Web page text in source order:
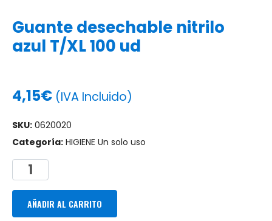
Guante desechable nitrilo
azul T/XL 100 ud
4,15€ (IVA Incluido)
SKU: 0620020
Categoría: HIGIENE Un solo uso
AÑADIR AL CARRITO